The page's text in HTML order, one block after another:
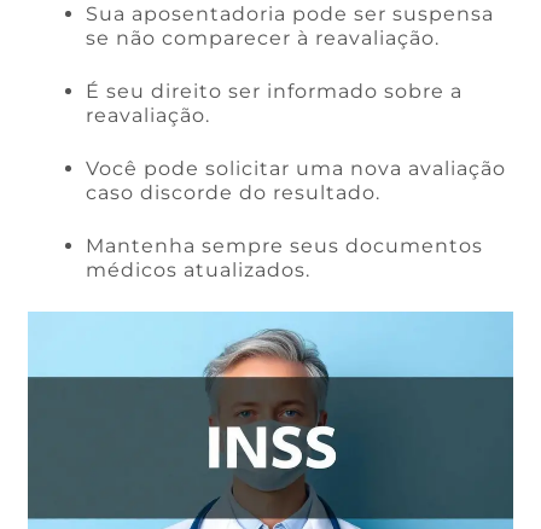
Sua aposentadoria pode ser suspensa
se não comparecer à reavaliação.
É seu direito ser informado sobre a
reavaliação.
Você pode solicitar uma nova avaliação
caso discorde do resultado.
Mantenha sempre seus documentos
médicos atualizados.